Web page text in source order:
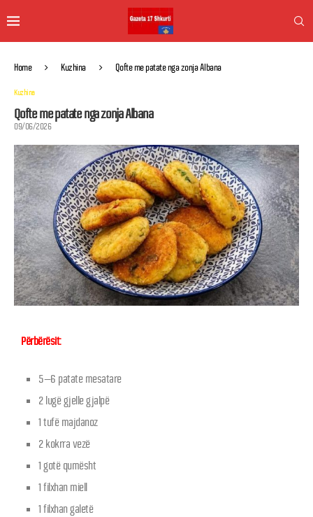
Home Kuzhina Qofte me patate nga zonja Albana
Kuzhina
Qofte me patate nga zonja Albana
09/06/2026
Përbërësit:
5–6 patate mesatare
2 lugë gjelle gjalpë
1 tufë majdanoz
2 kokrra vezë
1 gotë qumësht
1 filxhan miell
1 filxhan galetë